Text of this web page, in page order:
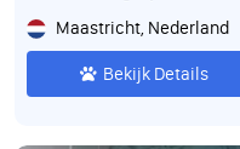
Maastricht, Nederland
Bekijk Details